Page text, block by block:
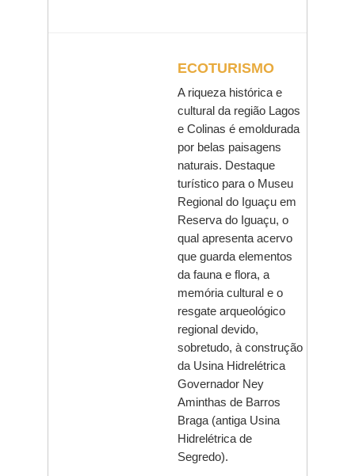
ECOTURISMO
A riqueza histórica e
cultural da região Lagos
e Colinas é emoldurada
por belas paisagens
naturais. Destaque
turístico para o Museu
Regional do Iguaçu em
Reserva do Iguaçu, o
qual apresenta acervo
que guarda elementos
da fauna e flora, a
memória cultural e o
resgate arqueológico
regional devido,
sobretudo, à construção
da Usina Hidrelétrica
Governador Ney
Aminthas de Barros
Braga (antiga Usina
Hidrelétrica de
Segredo).